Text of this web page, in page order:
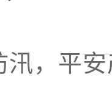
， 平